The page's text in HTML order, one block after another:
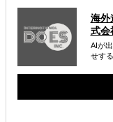
属するジャンル
海外進出総合支援
海外
式会
AIが
せす